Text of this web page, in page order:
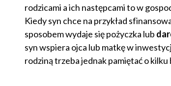
rodzicami a ich następcami to w
Kiedy syn chce na przykład
sposobem wydaje się pożyczka lub
syn wspiera ojca lub matkę w
rodziną trzeba jednak pamiętać o